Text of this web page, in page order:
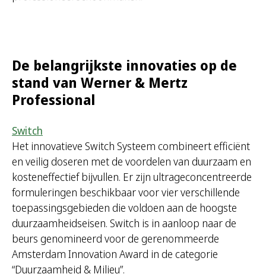
De belangrijkste innovaties op de
stand van Werner & Mertz
Professional
Switch
Het innovatieve Switch Systeem combineert efficiënt
en veilig doseren met de voordelen van duurzaam en
kosteneffectief bijvullen. Er zijn ultrageconcentreerde
formuleringen beschikbaar voor vier verschillende
toepassingsgebieden die voldoen aan de hoogste
duurzaamheidseisen. Switch is in aanloop naar de
beurs genomineerd voor de gerenommeerde
Amsterdam Innovation Award in de categorie
“Duurzaamheid & Milieu”.